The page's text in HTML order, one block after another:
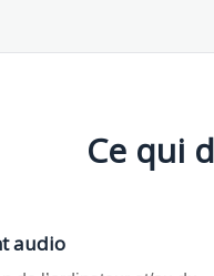
Ce qui
audio